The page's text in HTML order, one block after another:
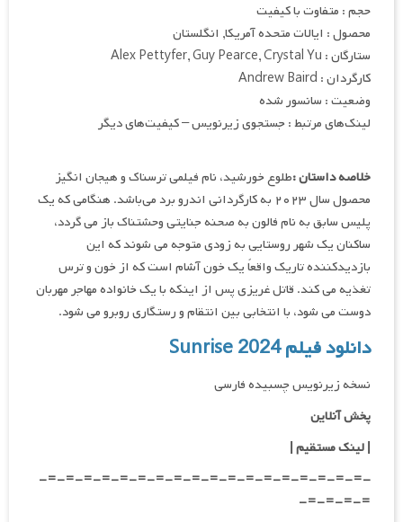
حجم : متفاوت با کیفیت
محصول : ایالات متحده آمریکا, انگلستان
ستارگان : Alex Pettyfer, Guy Pearce, Crystal Yu
کارگردان : Andrew Baird
وضعیت : سانسور شده
لینک‌های مرتبط : جستجوی زیرنویس – کیفیت‌های دیگر
خلاصه داستان :طلوع خورشید، نام فیلمی ترسناک و هیجان انگیز
محصول سال ۲۰۲۳ به کارگردانی اندرو برد می‌باشد. هنگامی که یک
پلیس سابق به نام فالون به صحنه جنایتی وحشتناک باز می گردد،
ساکنان یک شهر روستایی به زودی متوجه می شوند که این
بازدیدکننده تاریک واقعاً یک خون آشام است که از خون و ترس
تغذیه می کند. قاتل غریزی پس از اینکه با یک خانواده مهاجر مهربان
دوست می شود، با انتخابی بین انتقام و رستگاری روبرو می شود.
دانلود فیلم Sunrise 2024
نسخه زیرنویس چسبیده فارسی
پخش آنلاین
| لینک مستقیم|
-=-=-=-=-=-=-=-=-=-=-=-=-=-=-=-=-=-=-
=-=-=-=-